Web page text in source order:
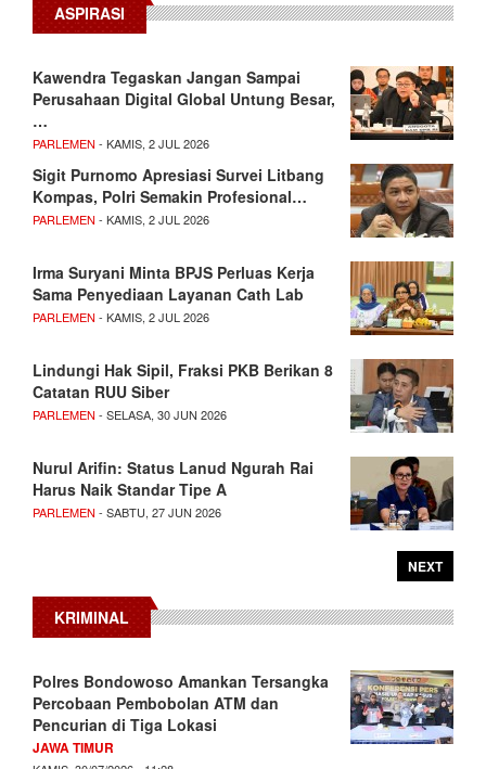
ASPIRASI
Kawendra Tegaskan Jangan Sampai
Perusahaan Digital Global Untung Besar,
…
PARLEMEN - KAMIS, 2 JUL 2026
Sigit Purnomo Apresiasi Survei Litbang
Kompas, Polri Semakin Profesional…
PARLEMEN - KAMIS, 2 JUL 2026
Irma Suryani Minta BPJS Perluas Kerja
Sama Penyediaan Layanan Cath Lab
PARLEMEN - KAMIS, 2 JUL 2026
Lindungi Hak Sipil, Fraksi PKB Berikan 8
Catatan RUU Siber
PARLEMEN - SELASA, 30 JUN 2026
Nurul Arifin: Status Lanud Ngurah Rai
Harus Naik Standar Tipe A
PARLEMEN - SABTU, 27 JUN 2026
NEXT
KRIMINAL
Polres Bondowoso Amankan Tersangka
Percobaan Pembobolan ATM dan
Pencurian di Tiga Lokasi
JAWA TIMUR